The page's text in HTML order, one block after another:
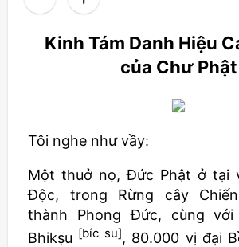
Kinh Tám Danh Hiệu
của Chư Phật
Tôi nghe như vầy:
Một thuở nọ, Đức Phật ở tại
Độc, trong Rừng cây
thành Phong Đức, cùng
Bhikṣu [bíc su], 80.000 vị đại